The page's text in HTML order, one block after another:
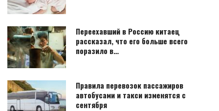
Переехавший в Россию китаец
рассказал, что его больше всего
поразило в…
Правила перевозок пассажиров
автобусами и такси изменятся с
сентября